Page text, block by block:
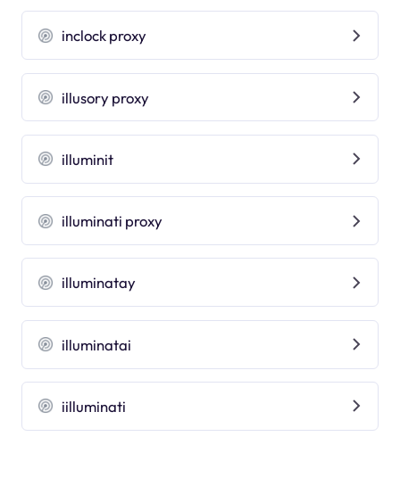
inclock proxy
illusory proxy
illuminit
illuminati proxy
illuminatay
illuminatai
iilluminati